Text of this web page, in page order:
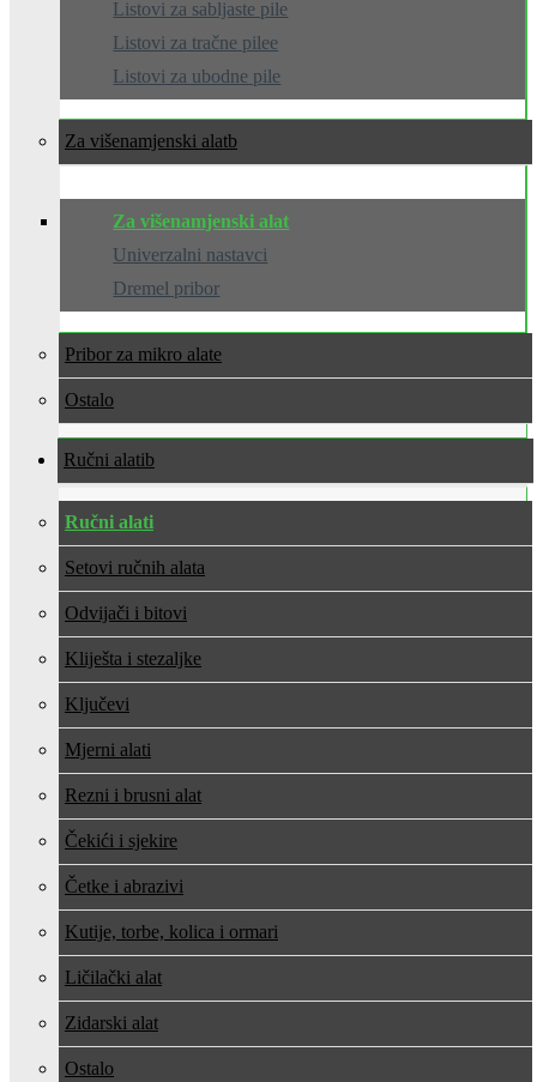
Listovi za sabljaste pile
Listovi za tračne pilee
Listovi za ubodne pile
Za višenamjenski alat
Za višenamjenski alat
Univerzalni nastavci
Dremel pribor
Pribor za mikro alate
Ostalo
Ručni alati
Ručni alati
Setovi ručnih alata
Odvijači i bitovi
Kliješta i stezaljke
Ključevi
Mjerni alati
Rezni i brusni alat
Čekići i sjekire
Četke i abrazivi
Kutije, torbe, kolica i ormari
Ličilački alat
Zidarski alat
Ostalo